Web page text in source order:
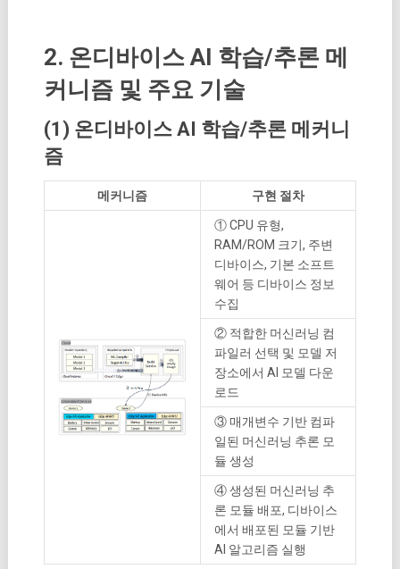
2. 온디바이스 AI 학습/추론 메
커니즘 및 주요 기술
(1) 온디바이스 AI 학습/추론 메커니
즘
메커니즘 구현 절차
① CPU 유형,
RAM/ROM 크기, 주변
디바이스, 기본 소프트
웨어 등 디바이스 정보
수집
② 적합한 머신러닝 컴
파일러 선택 및 모델 저
장소에서 AI 모델 다운
로드
③ 매개변수 기반 컴파
일된 머신러닝 추론 모
듈 생성
④ 생성된 머신러닝 추
론 모듈 배포, 디바이스
에서 배포된 모듈 기반
AI 알고리즘 실행